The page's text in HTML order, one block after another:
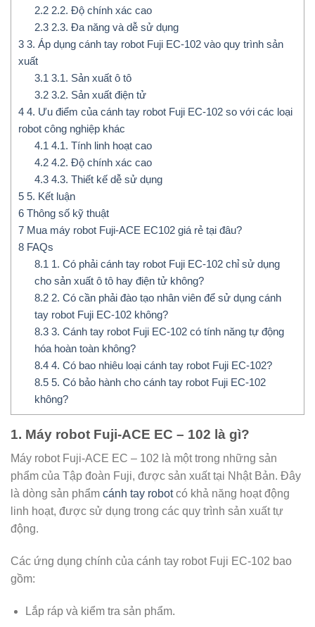
2.22.2. Độ chính xác cao
2.32.3. Đa năng và dễ sử dụng
3 3. Áp dụng cánh tay robot Fuji EC-102 vào quy trình sản
xuất
3.1 3.1. Sản xuất ô tô
3.23.2. Sản xuất điện tử
4 4. Ưu điểm của cánh tay robot Fuji EC-102 so với các loại
robot công nghiệp khác
4.1 4.1. Tính linh hoạt cao
4.24.2. Độ chính xác cao
4.34.3. Thiết kế dễ sử dụng
5 5. Kết luận
6 Thông số kỹ thuật
7 Mua máy robot Fuji-ACE EC102 giá rẻ tại đâu?
8 FAQs
8.1 1. Có phải cánh tay robot Fuji EC-102 chỉ sử dụng
cho sản xuất ô tô hay điện tử không?
8.22. Có cần phải đào tạo nhân viên để sử dụng cánh
tay robot Fuji EC-102 không?
8.33. Cánh tay robot Fuji EC-102 có tính năng tự động
hóa hoàn toàn không?
8.44. Có bao nhiêu loại cánh tay robot Fuji EC-102?
8.55. Có bảo hành cho cánh tay robot Fuji EC-102
không?
1. Máy robot Fuji-ACE EC – 102 là gì?
Máy robot Fuji-ACE EC – 102 là một trong những sản
phẩm của Tập đoàn Fuji, được sản xuất tại Nhật Bản. Đây
là dòng sản phẩm cánh tay robotcó khả năng hoạt động
linh hoạt, được sử dụng trong các quy trình sản xuất tự
động.
Các ứng dụng chính của cánh tay robot Fuji EC-102 bao
gồm:
Lắp ráp và kiểm tra sản phẩm.